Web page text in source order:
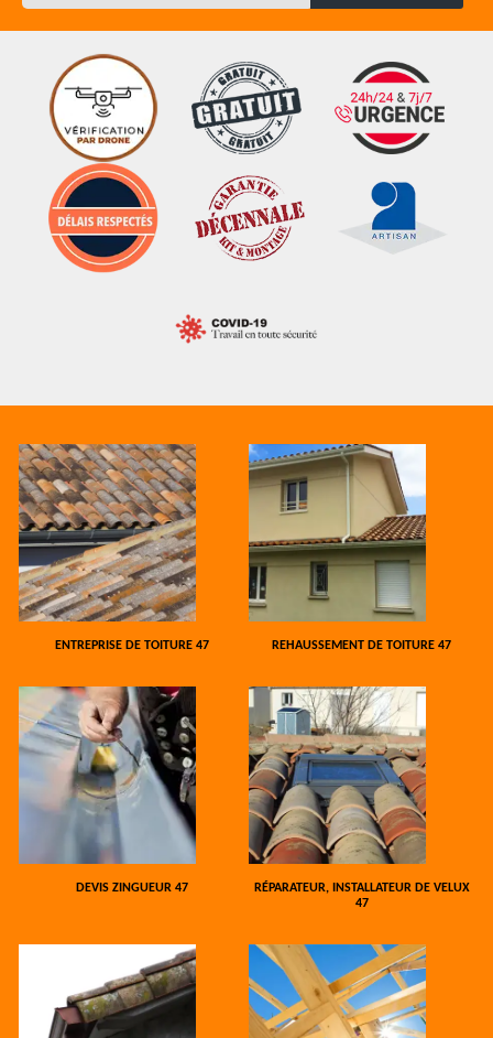
ENTREPRISE DE TOITURE 47 REHAUSSEMENT DE TOITURE 47
DEVIS ZINGUEUR 47
RÉPARATEUR, INSTALLATEUR DE VELUX
47